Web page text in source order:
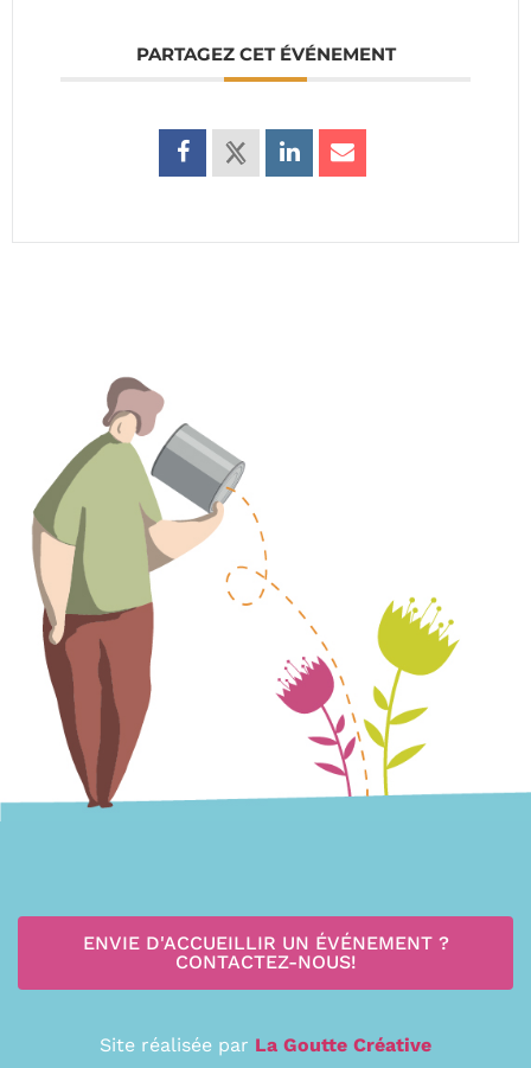
PARTAGEZ CET ÉVÉNEMENT
ENVIE D'ACCUEILLIR UN ÉVÉNEMENT ?
CONTACTEZ-NOUS!
Site réalisée par La Goutte Créative